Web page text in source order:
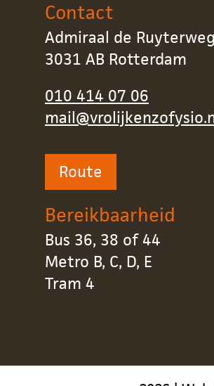
Contact
Admiraal de
3031 AB Rotterdam
010 414 07 06
Route
Bereikbaarheid
Bus 36, 38 of 44
Metro B, C, D, E
Tram 4